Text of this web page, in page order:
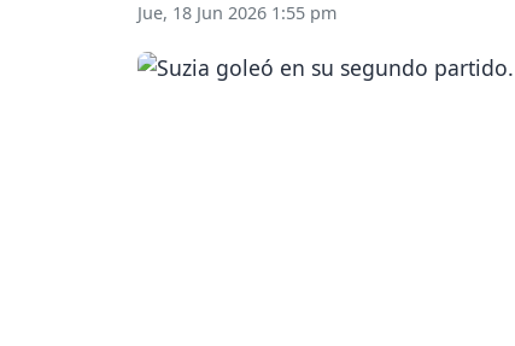
Jue, 18 Jun 2026 1:55 pm